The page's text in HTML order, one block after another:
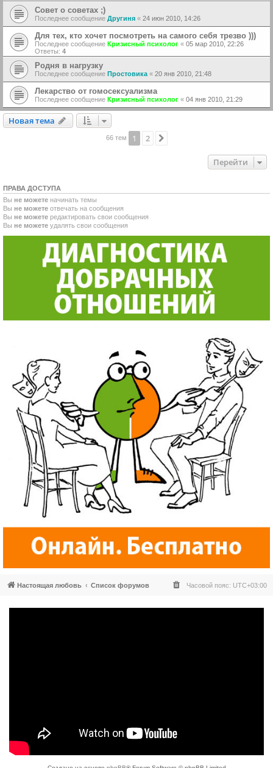
Совет о советах ;)
Последнее сообщение Другиня « 24 июн 2010, 14:26
Для тех, кто хочет посмотреть на самого себя трезво )))
Последнее сообщение Кризисный психолог « 05 мар 2010, 22:26
Ответы: 4
Родня в нагрузку
Последнее сообщение Простовика « 20 янв 2010, 21:48
Лекарство от гомосексуализма
Последнее сообщение Кризисный психолог « 04 янв 2010, 21:29
Новая тема
Новаятема
66 тем 1 2
Перейти
ПРАВА ДОСТУПА
Вы не можете начинать темы
Вы не можете отвечать на сообщения
Вы не можете редактировать свои сообщения
Вы не можете удалять свои сообщения
Настоящая любовь Список форумов Часовой пояс: UTC+03:00